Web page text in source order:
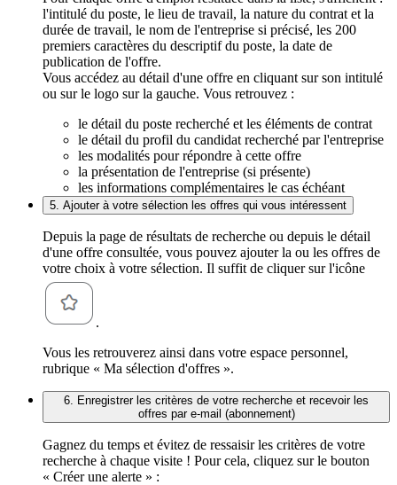
l'intitulé du poste, le lieu de travail, la nature du contrat et la
durée de travail, le nom de l'entreprise si précisé, les 200
premiers caractères du descriptif du poste, la date de
publication de l'offre.
Vous accédez au détail d'une offre en cliquant sur son intitulé
ou sur le logo sur la gauche. Vous retrouvez :
le détail du poste recherché et les éléments de contrat
le détail du profil du candidat recherché par l'entreprise
les modalités pour répondre à cette offre
la présentation de l'entreprise (si présente)
les informations complémentaires le cas échéant
5. Ajouter à votre sélection les offres qui vous intéressent
Depuis la page de résultats de recherche ou depuis le détail
d'une offre consultée, vous pouvez ajouter la ou les offres de
votre choix à votre sélection. Il suffit de cliquer sur l'icône
.
Vous les retrouverez ainsi dans votre espace personnel,
rubrique « Ma sélection d'offres ».
6. Enregistrer les critères de votre recherche et recevoir les
offres par e-mail (abonnement)
Gagnez du temps et évitez de ressaisir les critères de votre
recherche à chaque visite ! Pour cela, cliquez sur le bouton
« Créer une alerte » :